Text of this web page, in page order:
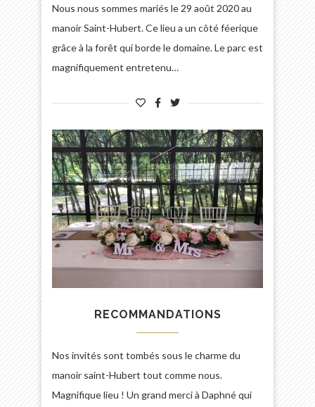
Nous nous sommes mariés le 29 août 2020 au
manoir Saint-Hubert. Ce lieu a un côté féerique
grâce à la forêt qui borde le domaine. Le parc est
magnifiquement entretenu…
RECOMMANDATIONS
Nos invités sont tombés sous le charme du
manoir saint-Hubert tout comme nous.
Magnifique lieu ! Un grand merci à Daphné qui